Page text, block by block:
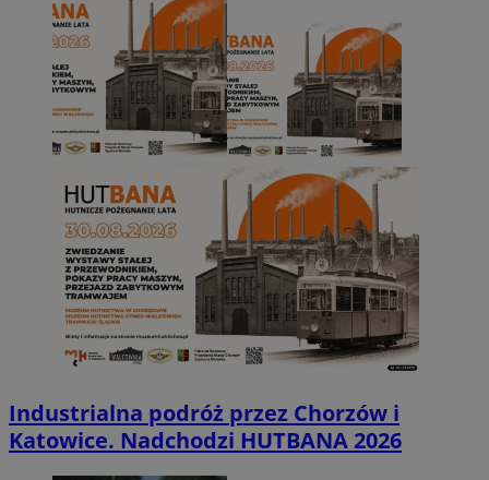
Industrialna podróż przez Chorzów i
Katowice. Nadchodzi HUTBANA 2026